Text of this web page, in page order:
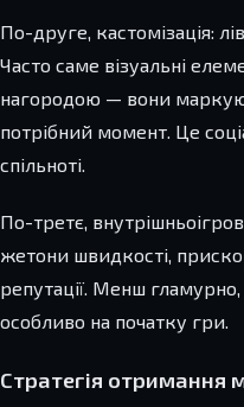
По-друге, кастомізація:
Часто саме візуальні
нагородою — вони
потрібний момент. Це
спільноті.
По-третє,
жетони швидкості,
репутації. Менш
особливо на початку гри.
Стратегія отримання